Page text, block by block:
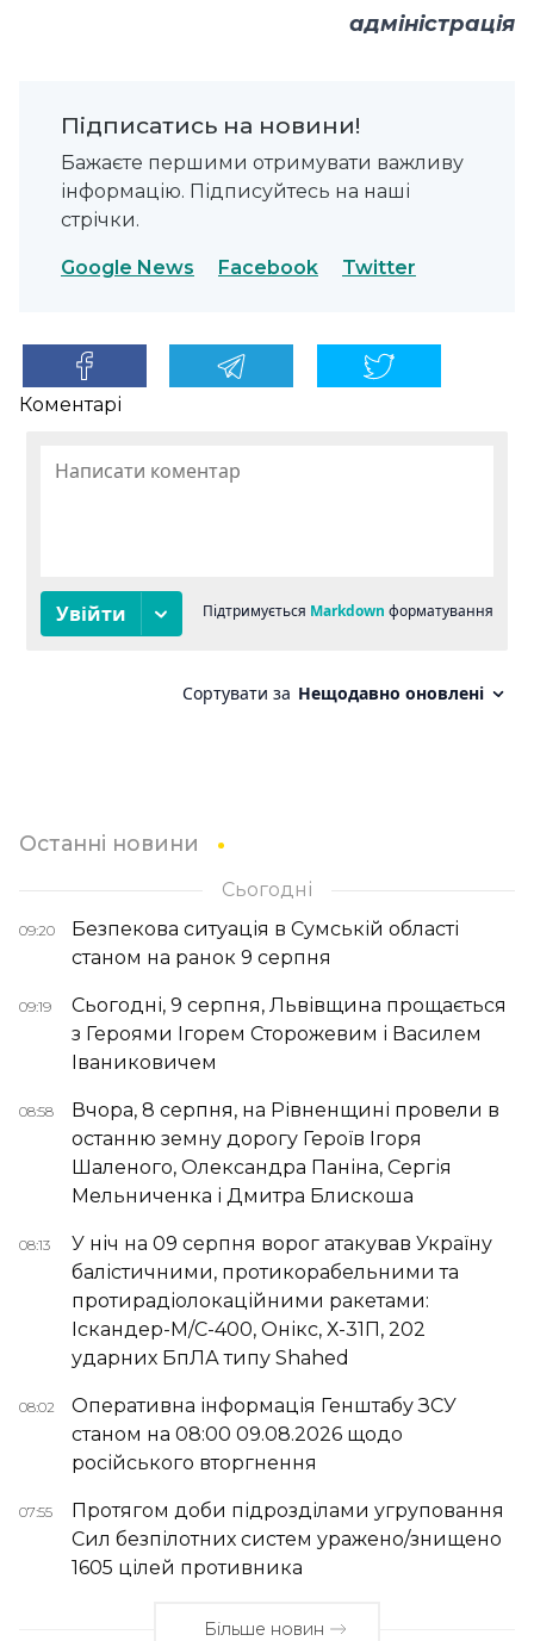
адміністрація
Підписатись на новини!
Бажаєте першими отримувати важливу
інформацію. Підписуйтесь на наші
стрічки.
Google News Facebook Twitter
Коментарі
Останні новини
Сьогодні
09:20
Безпекова ситуація в Сумській області
станом на ранок 9 серпня
09:19
Сьогодні, 9 серпня, Львівщина прощається
з Героями Ігорем Сторожевим і Василем
Іваниковичем
08:58
Вчора, 8 серпня, на Рівненщині провели в
останню земну дорогу Героїв Ігоря
Шаленого, Олександра Паніна, Сергія
Мельниченка і Дмитра Блискоша
08:13
У ніч на 09 серпня ворог атакував Україну
балістичними, протикорабельними та
протирадіолокаційними ракетами:
Іскандер-М/С-400, Онікс, Х-31П, 202
ударних БпЛА типу Shahed
08:02
Оперативна інформація Генштабу ЗСУ
станом на 08:00 09.08.2026 щодо
російського вторгнення
07:55
Протягом доби підрозділами угруповання
Сил безпілотних систем уражено/знищено
1605 цілей противника
Більше новин